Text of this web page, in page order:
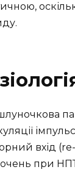
вхід
при НПТ